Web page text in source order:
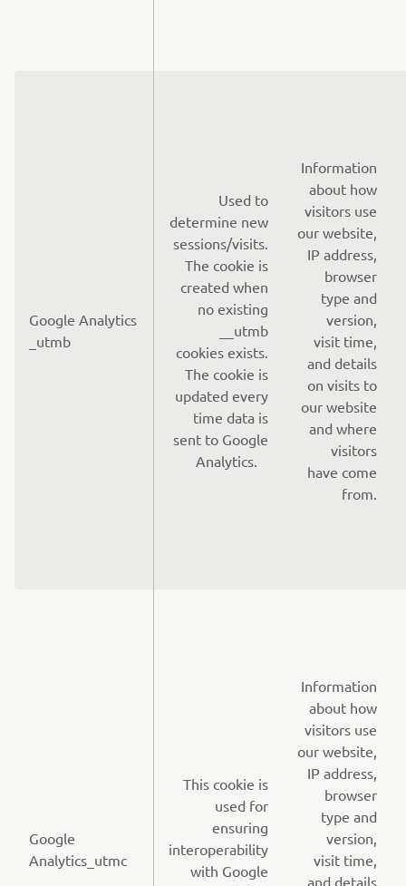
Google Analytics
_utmb
Used to
determine new
sessions/visits.
The cookie is
created when
no existing
__utmb
cookies exists.
The cookie is
updated every
time data is
sent to Google
Analytics.
Information
about how
visitors use
our website,
IP address,
browser
type and
version,
visit time,
and details
on visits to
our website
and where
visitors
have come
from.
Google
Analytics_utmc
This cookie is
used for
ensuring
interoperability
with Google
Information
about how
visitors use
our website,
IP address,
browser
type and
version,
visit time,
and details